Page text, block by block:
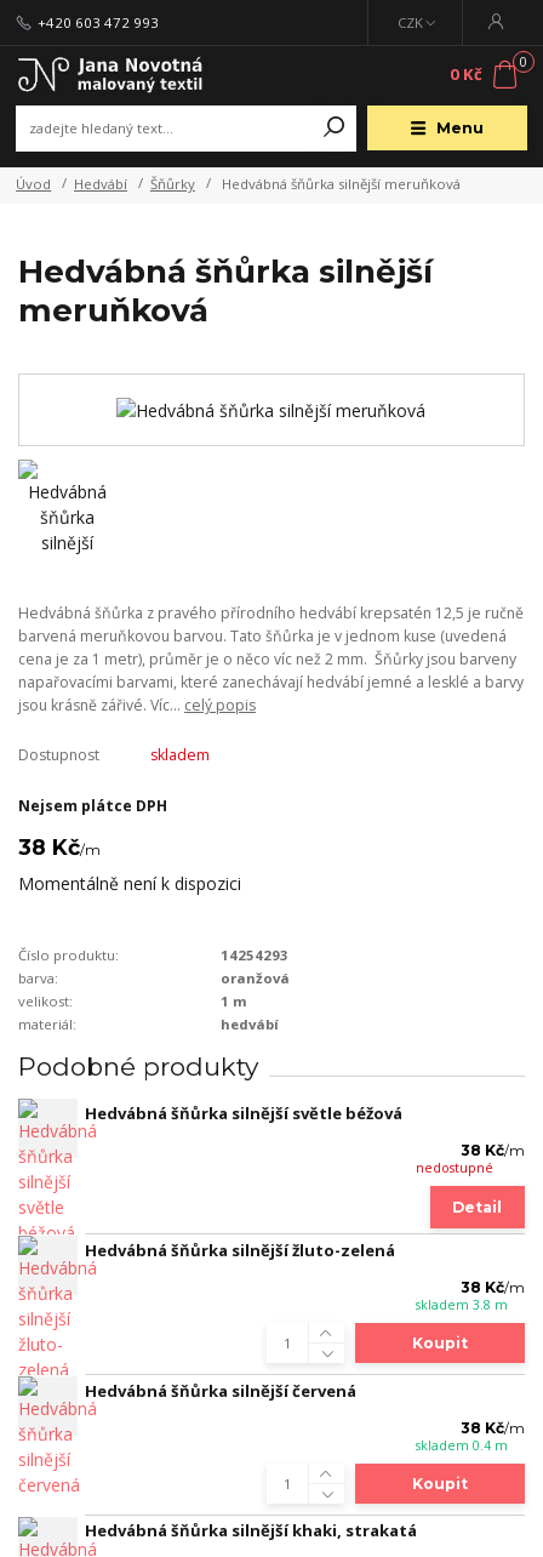
Menu
CZK
+420 603 472 993
0
0 Kč
Úvod Hedvábí Šňůrky Hedvábná šňůrka silnější meruňková
Hedvábná šňůrka silnější
meruňková
Hedvábná šňůrka z pravého přírodního hedvábí krepsatén 12,5 je ručně
barvená meruňkovou barvou. Tato šňůrka je v jednom kuse (uvedená
cena je za 1 metr), průměr je o něco víc než 2 mm. Šňůrky jsou barveny
napařovacími barvami, které zanechávají hedvábí jemné a lesklé a barvy
jsou krásně zářivé. Víc... celý popis
Dostupnost skladem
Nejsem plátce DPH
38 Kč/m
Momentálně není k dispozici
Číslo produktu:
14254293
barva:
oranžová
velikost:
1 m
materiál:
hedvábí
Podobné produkty
Hedvábná šňůrka silnější světle béžová
38 Kč/m
nedostupné
Detail
Hedvábná šňůrka silnější žluto-zelená
38 Kč/m
skladem 3.8 m
Koupit
Hedvábná šňůrka silnější červená
38 Kč/m
skladem 0.4 m
Koupit
Hedvábná šňůrka silnější khaki, strakatá